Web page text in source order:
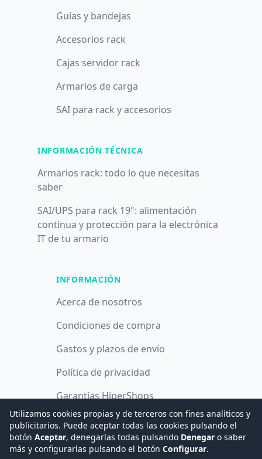
Guías y bandejas
Accesorios rack
Cajas servidor rack
Armarios de carga
SAI para rack y accesorios
INFORMACIÓN TÉCNICA
Armarios rack: todo lo que necesitas
saber
SAI/UPS para rack 19": alimentación
continua y protección para la electrónica
IT de tu armario
INFORMACIÓN
Acerca de nosotros
Condiciones de compra
Gastos y plazos de envío
Política de privacidad
Garantías HiperShops
Política de cookies
Utilizamos cookies propias y de terceros con fines analíticos y
publicitarios. Puede aceptar todas las cookies pulsando el
botón Aceptar, denegarlas todas pulsando Denegar o saber
más y configurarlas pulsando el botón Configurar.